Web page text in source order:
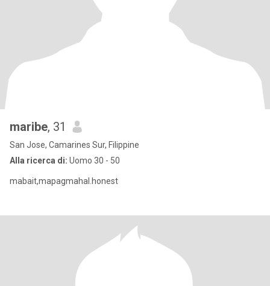
maribe, 31
San Jose, Camarines Sur, Filippine
Alla ricerca di: Uomo 30 - 50
mabait,mapagmahal.honest